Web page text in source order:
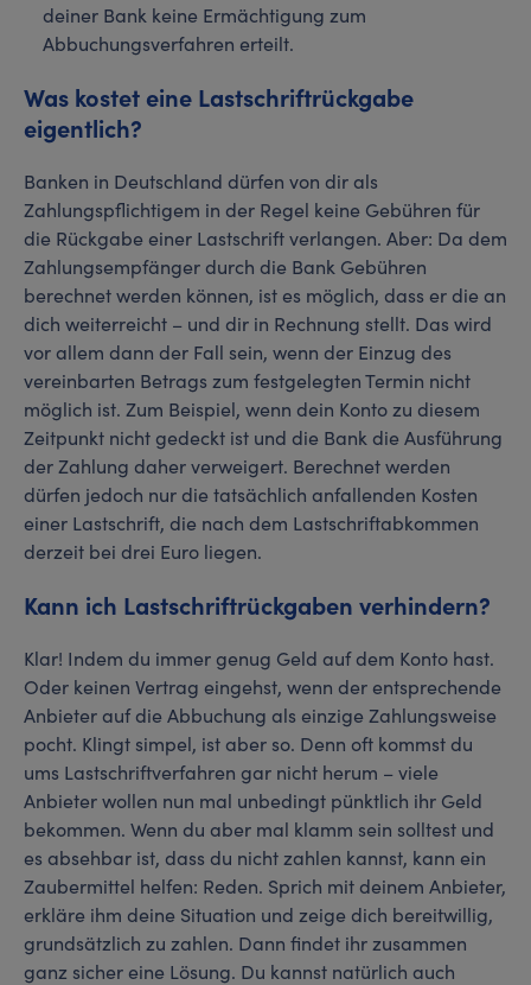
deiner Bank keine Ermächtigung zum
Abbuchungsverfahren erteilt.
Was kostet eine Lastschriftrückgabe
eigentlich?
Banken in Deutschland dürfen von dir als
Zahlungspflichtigem in der Regel keine Gebühren für
die Rückgabe einer Lastschrift verlangen. Aber: Da dem
Zahlungsempfänger durch die Bank Gebühren
berechnet werden können, ist es möglich, dass er die an
dich weiterreicht – und dir in Rechnung stellt. Das wird
vor allem dann der Fall sein, wenn der Einzug des
vereinbarten Betrags zum festgelegten Termin nicht
möglich ist. Zum Beispiel, wenn dein Konto zu diesem
Zeitpunkt nicht gedeckt ist und die Bank die Ausführung
der Zahlung daher verweigert. Berechnet werden
dürfen jedoch nur die tatsächlich anfallenden Kosten
einer Lastschrift, die nach dem Lastschriftabkommen
derzeit bei drei Euro liegen.
Kann ich Lastschriftrückgaben verhindern?
Klar! Indem du immer genug Geld auf dem Konto hast.
Oder keinen Vertrag eingehst, wenn der entsprechende
Anbieter auf die Abbuchung als einzige Zahlungsweise
pocht. Klingt simpel, ist aber so. Denn oft kommst du
ums Lastschriftverfahren gar nicht herum – viele
Anbieter wollen nun mal unbedingt pünktlich ihr Geld
bekommen. Wenn du aber mal klamm sein solltest und
es absehbar ist, dass du nicht zahlen kannst, kann ein
Zaubermittel helfen: Reden. Sprich mit deinem Anbieter,
erkläre ihm deine Situation und zeige dich bereitwillig,
grundsätzlich zu zahlen. Dann findet ihr zusammen
ganz sicher eine Lösung. Du kannst natürlich auch